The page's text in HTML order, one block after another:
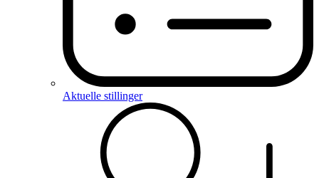
Aktuelle stillinger